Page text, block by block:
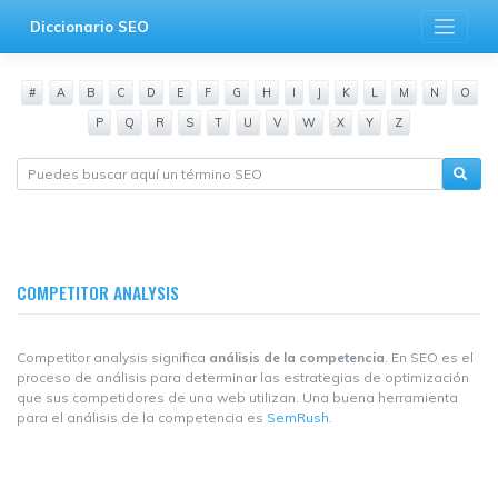
Diccionario SEO
# A B C D E F G H I J K L M N
O
P
Q R S T U V W X Y Z
COMPETITOR ANALYSIS
Competitor analysis significa análisis de la competencia . En SEO es el
proceso de análisis para determinar las estrategias de optimización
que sus competidores de una web utilizan. Una buena herramienta
para el análisis de la competencia es SemRush